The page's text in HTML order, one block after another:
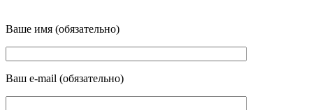
Ваше имя (обязательно)
Ваш e-mail (обязательно)